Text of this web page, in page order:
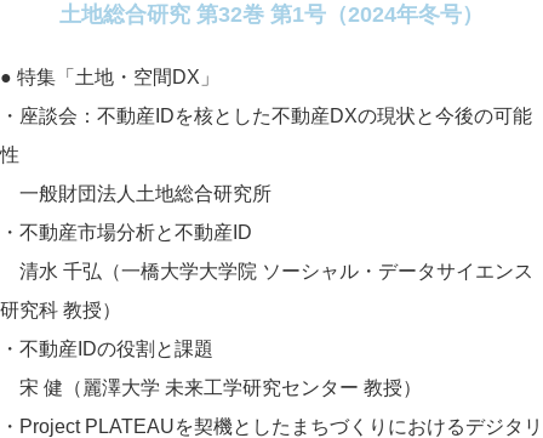
土地総合研究 第32巻 第1号（2024年冬号）
● 特集「土地・空間DX」
・座談会：不動産IDを核とした不動産DXの現状と今後の可能
性
一般財団法人土地総合研究所
・不動産市場分析と不動産ID
清水 千弘（一橋大学大学院 ソーシャル・データサイエンス
研究科 教授）
・不動産IDの役割と課題
宋 健（麗澤大学 未来工学研究センター 教授）
・Project PLATEAUを契機としたまちづくりにおけるデジタリ